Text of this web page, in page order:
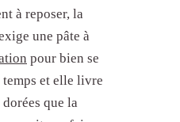
à reposer, la
une pâte à
pour bien se
et elle livre
que la